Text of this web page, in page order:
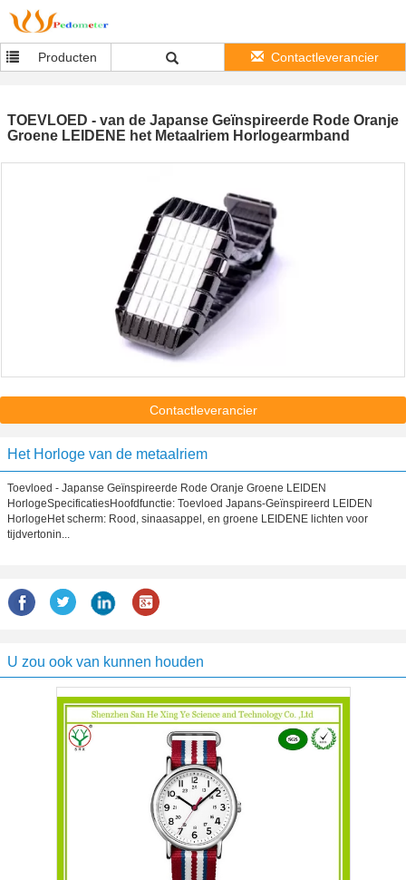
Producten Contactleverancier
TOEVLOED - van de Japanse Geïnspireerde Rode Oranje
Groene LEIDENE het Metaalriem Horlogearmband
Contactleverancier
Het Horloge van de metaalriem
Toevloed - Japanse Geïnspireerde Rode Oranje Groene LEIDEN
HorlogeSpecificatiesHoofdfunctie: Toevloed Japans-Geïnspireerd LEIDEN
HorlogeHet scherm: Rood, sinaasappel, en groene LEIDENE lichten voor
tijdvertonin...
U zou ook van kunnen houden